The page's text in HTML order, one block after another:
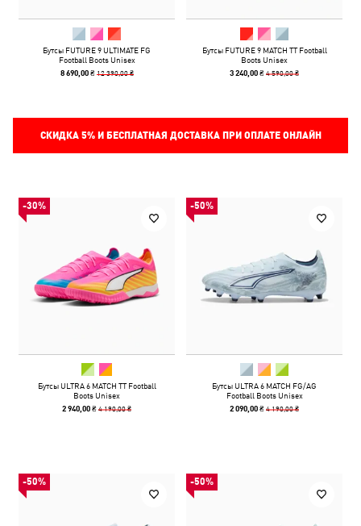
Бутсы FUTURE 9 ULTIMATE FG
Football Boots Unisex
8 690,00 ₴ 12 390,00 ₴
Бутсы FUTURE 9 MATCH TT Football
Boots Unisex
3 240,00 ₴4 590,00 ₴
СКИДКА 5%И БЕСПЛАТНАЯ ДОСТАВКА ПРИ ОПЛАТЕ ОНЛАЙН
-30%
Бутсы ULTRA 6 MATCH TT Football
Boots Unisex
2 940,00 ₴4 190,00 ₴
-50%
Бутсы ULTRA 6 MATCH FG/AG
Football Boots Unisex
2 090,00 ₴4 190,00 ₴
-50% -50%